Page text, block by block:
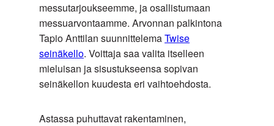
messutarjoukseemme, ja osallistumaan
messuarvontaamme. Arvonnan palkintona
Tapio Anttilan suunnittelemaTwise
seinäkello. Voittaja saa valita itselleen
mieluisan ja sisustukseensa sopivan
seinäkellon kuudesta eri vaihtoehdosta.
Astassa puhuttavat rakentaminen,